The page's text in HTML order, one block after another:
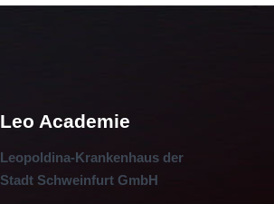
Leo Academie
Leopoldina-Krankenhaus der
Stadt Schweinfurt GmbH